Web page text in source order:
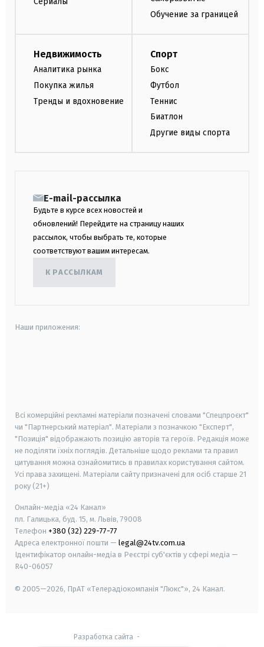
Обучение за границей
Недвижимость
Аналитика рынка
Покупка жилья
Тренды и вдохновение
Спорт
Бокс
Футбол
Теннис
Биатлон
Другие виды спорта
E-mail-рассылка
Будьте в курсе всех новостей и
обновлений! Перейдите на страницу наших
рассылок, чтобы выбрать те, которые
соответствуют вашим интересам.
К РАССЫЛКАМ
Наши приложения:
Всі комерційні рекламні матеріали позначені словами "Спецпроєкт"
чи "Партнерський матеріал". Матеріали з позначкою "Експерт",
"Позиція" відображають позицію авторів та героїв. Редакція може
не поділяти їхніх поглядів. Детальніше щодо реклами та правил
цитування можна ознайомитись в правилах користування сайтом.
Усі права захищені. Матеріали сайту призначені для осіб старше 21
року (21+)
Онлайн-медіа «24 Канал»
пл. Галицька, буд. 15, м. Львів, 79008
Телефон +380 (32) 229-77-77
Адреса електронної пошти — legal@24tv.com.ua
Ідентифікатор онлайн-медіа в Реєстрі суб'єктів у сфері медіа —
R40-06057
© 2005—2026, ПрАТ «Телерадіокомпанія "Люкс"», 24 Канал.
Разработка сайта -